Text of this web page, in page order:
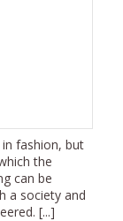
fashion, but
the
can be
a society and
[...]